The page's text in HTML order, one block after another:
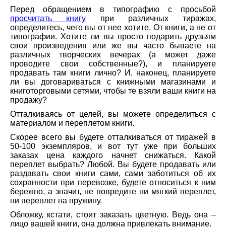
Перед обращением в типографию с просьбой
просчитать книгу при различных тиражах,
определитесь, чего вы от нее хотите. От книги, а не от
типографии. Хотите ли вы просто подарить друзьям
свои произведения или же вы часто бываете на
различных творческих вечерах (а может даже
проводите свои собственные?), и планируете
продавать там книги лично? И, наконец, планируете
ли вы договариваться с книжными магазинами и
книготорговыми сетями, чтобы те взяли ваши книги на
продажу?
Отталкиваясь от целей, вы можете определиться с
материалом и переплетом книги.
Скорее всего вы будете отталкиваться от тиражей в
50-100 экземпляров, и вот тут уже при больших
заказах цена каждого начнет снижаться. Какой
переплет выбрать? Любой. Вы будете продавать или
раздавать свои книги сами, сами заботиться об их
сохранности при перевозке, будете относиться к ним
бережно, а значит, не повредите ни мягкий переплет,
ни переплет на пружину.
Обложку, кстати, стоит заказать цветную. Ведь она –
лицо вашей книги, она должна привлекать внимание.